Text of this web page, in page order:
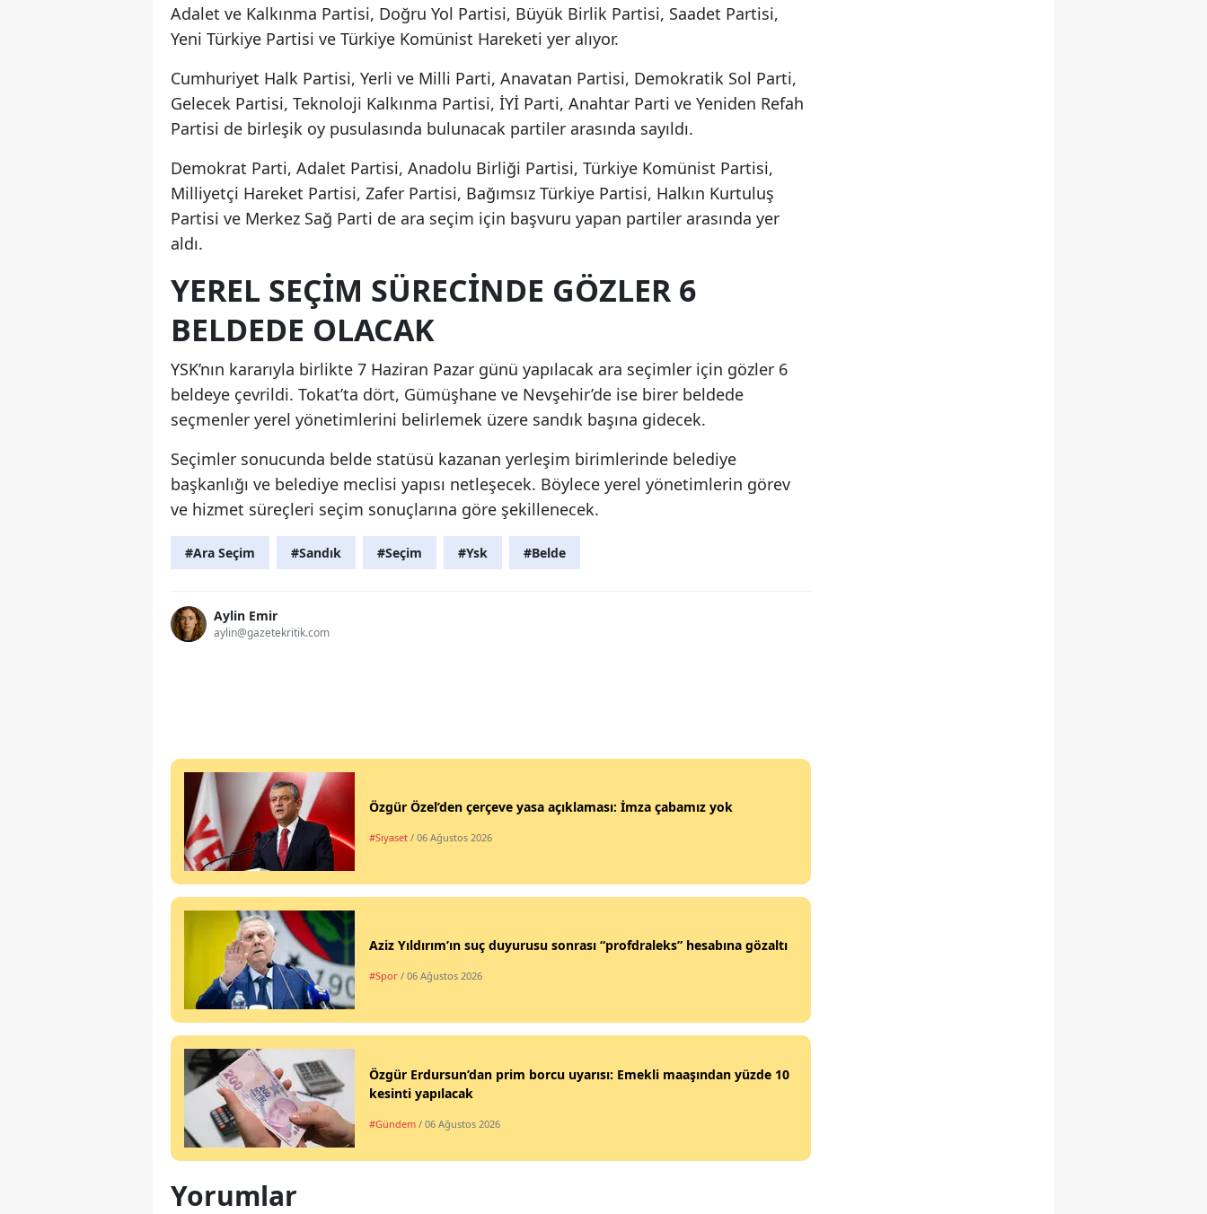
Adalet ve Kalkınma Partisi, Doğru Yol Partisi, Büyük Birlik Partisi, Saadet Partisi,
Yeni Türkiye Partisi ve Türkiye Komünist Hareketi yer alıyor.
Cumhuriyet Halk Partisi, Yerli ve Milli Parti, Anavatan Partisi, Demokratik Sol Parti,
Gelecek Partisi, Teknoloji Kalkınma Partisi, İYİ Parti, Anahtar Parti ve Yeniden Refah
Partisi de birleşik oy pusulasında bulunacak partiler arasında sayıldı.
Demokrat Parti, Adalet Partisi, Anadolu Birliği Partisi, Türkiye Komünist Partisi,
Milliyetçi Hareket Partisi, Zafer Partisi, Bağımsız Türkiye Partisi, Halkın Kurtuluş
Partisi ve Merkez Sağ Parti de ara seçim için başvuru yapan partiler arasında yer
aldı.
YEREL SEÇIM SÜRECINDE GÖZLER 6
BELDEDE OLACAK
YSK’nın kararıyla birlikte 7 Haziran Pazar günü yapılacak ara seçimler için gözler 6
beldeye çevrildi. Tokat’ta dört, Gümüşhane ve Nevşehir’de ise birer beldede
seçmenler yerel yönetimlerini belirlemek üzere sandık başına gidecek.
Seçimler sonucunda belde statüsü kazanan yerleşim birimlerinde belediye
başkanlığı ve belediye meclisi yapısı netleşecek. Böylece yerel yönetimlerin görev
ve hizmet süreçleri seçim sonuçlarına göre şekillenecek.
#Ara Seçim #Sandık #Seçim #Ysk #Belde
Aylin Emir
aylin@gazetekritik.com
Özgür Özel’den çerçeve yasa açıklaması: İmza çabamız yok
#Siyaset / 06 Ağustos 2026
Aziz Yıldırım’ın suç duyurusu sonrası “profdraleks” hesabına gözaltı
#Spor / 06 Ağustos 2026
Özgür Erdursun’dan prim borcu uyarısı: Emekli maaşından yüzde 10
kesinti yapılacak
#Gündem / 06 Ağustos 2026
Yorumlar